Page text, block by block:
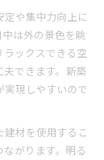
や集中力向上に
は外の景色を眺
ックスできる空
できます。新築
現しやすいので
材を使用するこ
がります。明る